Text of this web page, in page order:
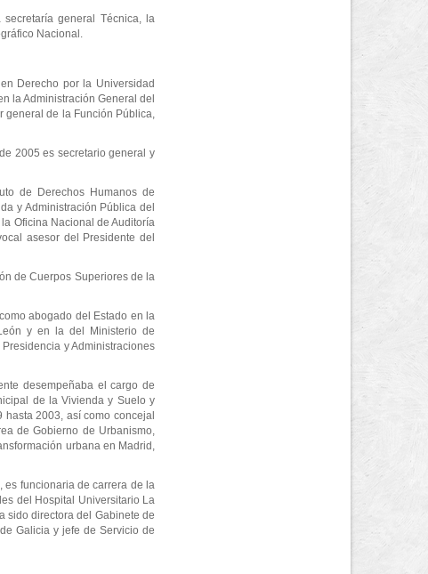
general Técnica, la
Nacional.
Derecho por la Universidad
la Administración General del
general de la Función Pública,
2005 es secretario general y
de Derechos Humanos de
y Administración Pública del
Oficina Nacional de Auditoría
asesor del Presidente del
de Cuerpos Superiores de la
abogado del Estado en la
y en la del Ministerio de
y Administraciones
desempeñaba el cargo de
de la Vivienda y Suelo y
2003, así como concejal
de Gobierno de Urbanismo,
urbana en Madrid,
es funcionaria de carrera de la
del Hospital Universitario La
sido directora del Gabinete de
Galicia y jefe de Servicio de